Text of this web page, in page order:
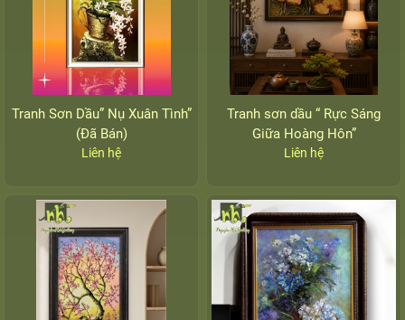
Tranh Sơn Dầu” Nụ Xuân Tình”
(Đã Bán)
Liên hệ
Tranh sơn dầu “ Rực Sáng
Giữa Hoàng Hôn”
Liên hệ